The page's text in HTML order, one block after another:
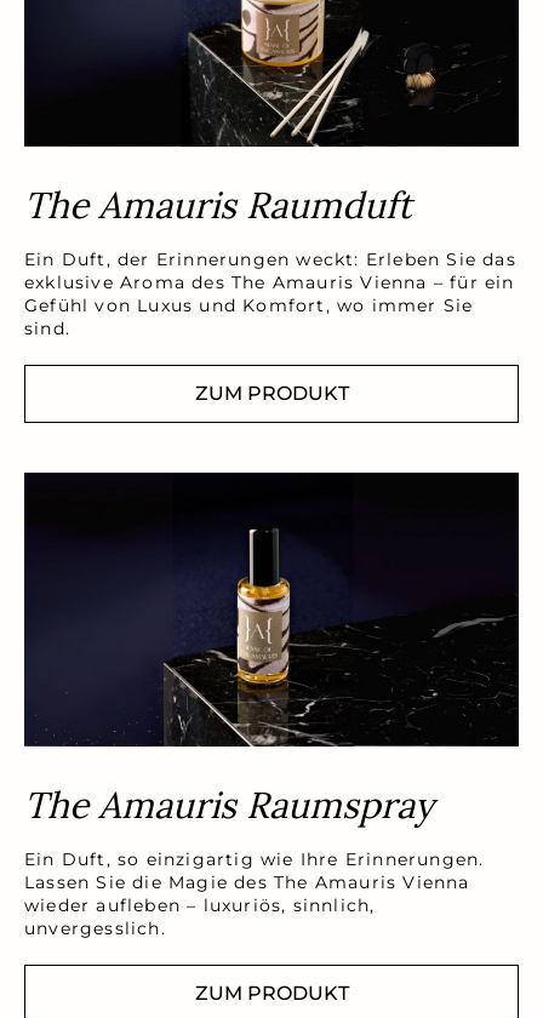
The Amauris Raumduft
Ein Duft, der Erinnerungen weckt: Erleben Sie das
exklusive Aroma des The Amauris Vienna – für ein
Gefühl von Luxus und Komfort, wo immer Sie
sind.
ZUM PRODUKT
The Amauris Raumspray
Ein Duft, so einzigartig wie Ihre Erinnerungen.
Lassen Sie die Magie des The Amauris Vienna
wieder aufleben – luxuriös, sinnlich,
unvergesslich.
ZUM PRODUKT